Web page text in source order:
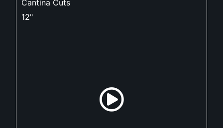
Cantina Cuts
12"